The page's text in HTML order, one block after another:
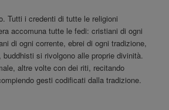
Tutti i credenti di tutte le religioni
accomuna tutte le fedi: cristiani di ogni
di ogni corrente, ebrei di ogni tradizione,
si rivolgono alle proprie divinità.
altre volte con dei riti, recitando
gesti codificati dalla tradizione.